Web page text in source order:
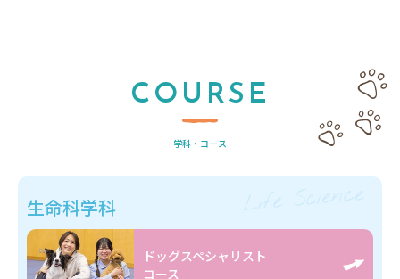
COURSE
学科・コース
生命科学科 Life Science
ドッグスペシャリスト
コース